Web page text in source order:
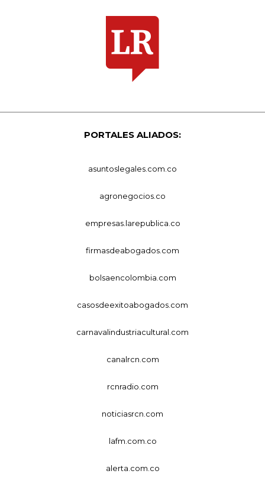
PORTALES ALIADOS:
asuntoslegales.com.co
agronegocios.co
empresas.larepublica.co
firmasdeabogados.com
bolsaencolombia.com
casosdeexitoabogados.com
carnavalindustriacultural.com
canalrcn.com
rcnradio.com
noticiasrcn.com
lafm.com.co
alerta.com.co